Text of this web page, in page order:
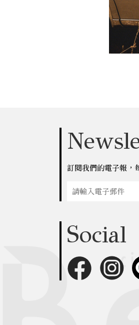
訂閱我們的電子報，
Social